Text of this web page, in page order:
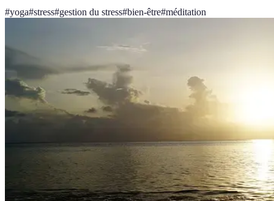
#yoga#stress#gestion du stress#bien-être#méditation